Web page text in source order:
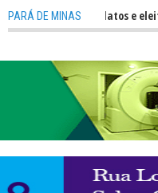
PARÁ DE MINAS
TV: O que candidatos e